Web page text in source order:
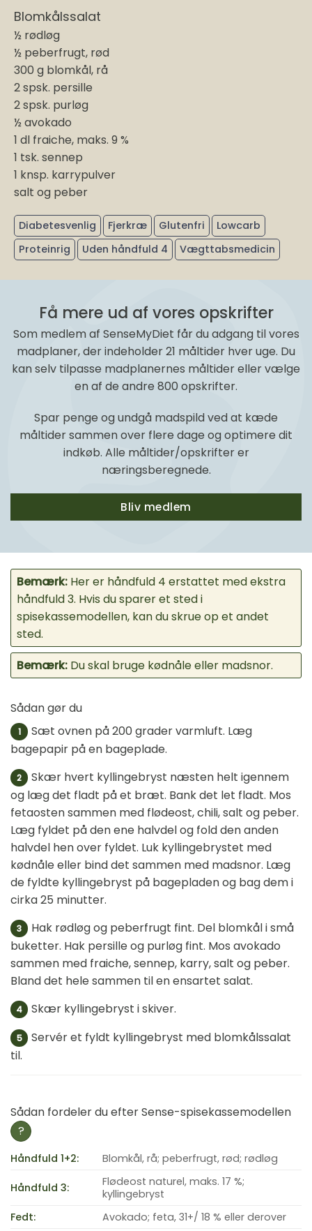
Blomkålssalat
½ rødløg
½ peberfrugt, rød
300 g blomkål, rå
2 spsk. persille
2 spsk. purløg
½ avokado
1 dl fraiche, maks. 9 %
1 tsk. sennep
1 knsp. karrypulver
salt og peber
Diabetesvenlig Fjerkræ Glutenfri
Lowcarb
Proteinrig
Uden håndfuld 4 Vægttabsmedicin
Få mere ud af vores opskrifter
Som medlem af SenseMyDiet får du adgang til vores
madplaner, der indeholder 21 måltider hver uge. Du
kan selv tilpasse madplanernes måltider eller vælge
en af de andre 800 opskrifter.
Spar penge og undgå madspild ved at kæde
måltider sammen over flere dage og optimere dit
indkøb. Alle måltider/opskrifter er
næringsberegnede.
Bliv medlem
Bemærk: Her er håndfuld 4 erstattet med ekstra
håndfuld 3. Hvis du sparer et sted i
spisekassemodellen, kan du skrue op et andet
sted.
Bemærk: Du skal bruge kødnåle eller madsnor.
Sådan gør du
1
Sæt ovnen på 200 grader varmluft. Læg
bagepapir på en bageplade.
2
Skær hvert kyllingebryst næsten helt igennem
og læg det fladt på et bræt. Bank det let fladt. Mos
fetaosten sammen med flødeost, chili, salt og peber.
Læg fyldet på den ene halvdel og fold den anden
halvdel hen over fyldet. Luk kyllingebrystet med
kødnåle eller bind det sammen med madsnor. Læg
de fyldte kyllingebryst på bagepladen og bag dem i
cirka 25 minutter.
3
Hak rødløg og peberfrugt fint. Del blomkål i små
buketter. Hak persille og purløg fint. Mos avokado
sammen med fraiche, sennep, karry, salt og peber.
Bland det hele sammen til en ensartet salat.
4 Skær kyllingebryst i skiver.
5
Servér et fyldt kyllingebryst med blomkålssalat
til.
Sådan fordeler du efter Sense-spisekassemodellen
?
Håndfuld 1+2: Blomkål, rå; peberfrugt, rød; rødløg
Håndfuld 3:
Flødeost naturel, maks. 17 %;
kyllingebryst
Fedt:
Avokado; feta, 31+/ 18 % eller derover